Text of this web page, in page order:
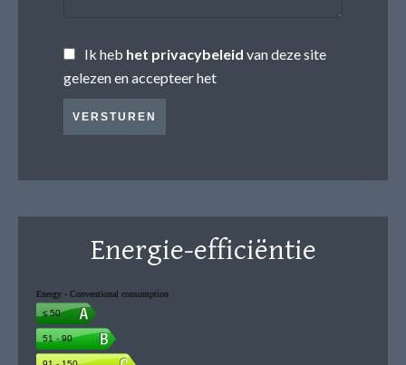
Ik heb het privacybeleid van deze site
gelezen en accepteer het
VERSTUREN
Energie-efficiëntie